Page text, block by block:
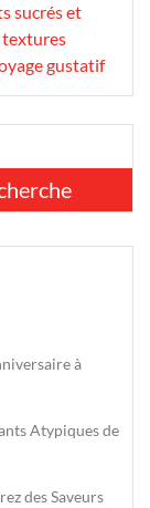
sucrés et
textures
gustatif
à
Atypiques de
des Saveurs